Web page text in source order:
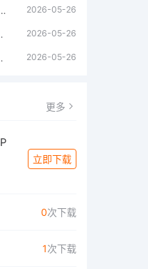
战场上的野心与裂痕 2026-05-26
，重建文明 2026-05-26
佳射击游戏 2026-05-26
更多
立即下载
0次下载
1次下载